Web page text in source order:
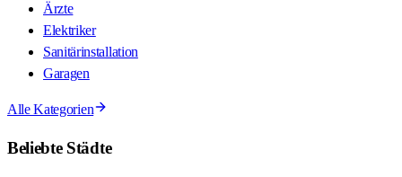
Ärzte
Elektriker
Sanitärinstallation
Garagen
Alle Kategorien
Beliebte Städte